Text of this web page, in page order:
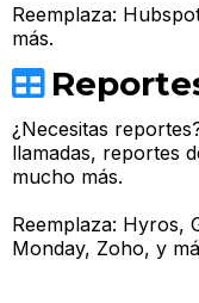
Reemplaza:
más.
¿Necesitas
llamadas, reportes
mucho más.
Reemplaza: Hyros,
Monday, Zoho, y